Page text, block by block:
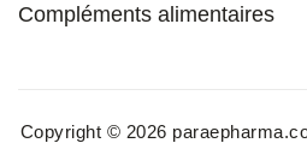
Compléments alimentaires
Copyright © 2026